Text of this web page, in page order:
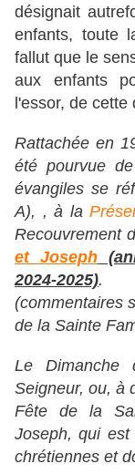
désignait
enfants, toute
fallut que le
aux enfants
l'essor, de cette
Rattachée en
été pourvue
évangiles se
A), , à la
Recouvrement
et Joseph
2024-2025).
(commentaires
de la Sainte
Le Dimanche
Seigneur, ou, à
Fête de la
Joseph, qui
chrétiennes et